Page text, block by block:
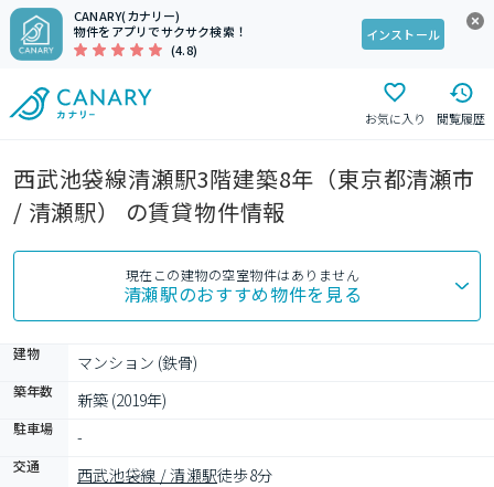
CANARY(カナリー)
物件をアプリでサクサク検索！
(4.8)
インストール
お気に入り 閲覧履歴
西武池袋線清瀬駅3階建築8年（東京都清瀬市
/ 清瀬駅） の賃貸物件情報
現在この建物の空室物件はありません
清瀬駅のおすすめ物件を見る
建物 マンション (鉄骨)
築年数 新築 (2019年)
駐車場 -
交通 西武池袋線 / 清瀬駅徒歩8分